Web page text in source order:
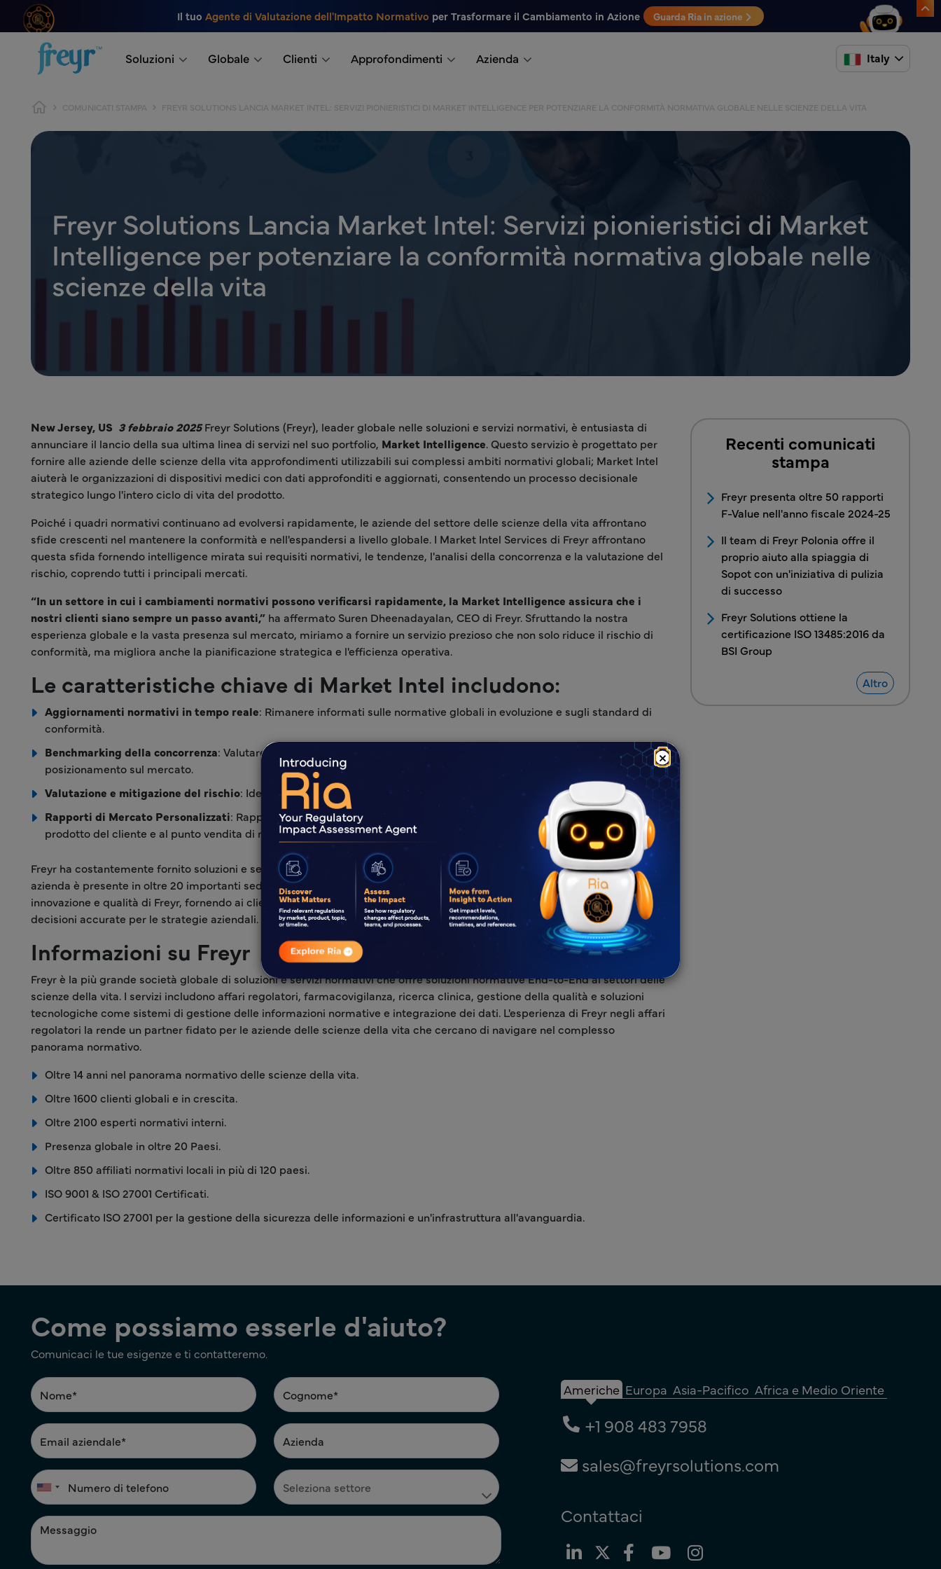
Salta al contenuto principale
×
Il tuo Agente di Valutazione dell'Impatto Normativo per Trasformare il Cambiamento in Azione Guarda Ria in azione
Soluzioni Globale Clienti Approfondimenti Azienda Italy
Breadcrumb
COMUNICATI STAMPA FREYR SOLUTIONS LANCIA MARKET INTEL: SERVIZI PIONIERISTICI DI MARKET INTELLIGENCE PER POTENZIARE LA CONFORMITÀ NORMATIVA GLOBALE NELLE SCIENZE DELLA VITA
Freyr Solutions Lancia Market Intel: Servizi pionieristici di Market
Intelligence per potenziare la conformità normativa globale nelle
scienze della vita
New Jersey, US 3 febbraio 2025Freyr Solutions (Freyr), leader globale nelle soluzioni e servizi normativi, è entusiasta di
annunciare il lancio della sua ultima linea di servizi nel suo portfolio, Market Intelligence. Questo servizio è progettato per
fornire alle aziende delle scienze della vita approfondimenti utilizzabili sui complessi ambiti normativi globali; Market Intel
aiuterà le organizzazioni di dispositivi medici con dati approfonditi e aggiornati, consentendo un processo decisionale
strategico lungo l'intero ciclo di vita del prodotto.
Poiché i quadri normativi continuano ad evolversi rapidamente, le aziende del settore delle scienze della vita affrontano
sfide crescenti nel mantenere la conformità e nell'espandersi a livello globale. I Market Intel Services di Freyr affrontano
questa sfida fornendo intelligence mirata sui requisiti normativi, le tendenze, l'analisi della concorrenza e la valutazione del
rischio, coprendo tutti i principali mercati.
“In un settore in cui i cambiamenti normativi possono verificarsi rapidamente, la Market Intelligence assicura che i
nostri clienti siano sempre un passo avanti,” ha affermato Suren Dheenadayalan, CEO di Freyr. Sfruttando la nostra
esperienza globale e la vasta presenza sul mercato, miriamo a fornire un servizio prezioso che non solo riduce il rischio di
conformità, ma migliora anche la pianificazione strategica e l'efficienza operativa.
Le caratteristiche chiave di Market Intel includono:
Aggiornamenti normativi in tempo reale: Rimanere informati sulle normative globali in evoluzione e sugli standard di
conformità.
Benchmarking della concorrenza: Valutare le strategie transfrontaliere dei concorrenti per migliorare l'ingresso e il
posizionamento sul mercato.
Valutazione e mitigazione del rischio: Identificare e affrontare i potenziali rischi di conformità normativa.
Rapporti di Mercato Personalizzati: Rapporti personalizzati contenenti informazioni pertinenti al marchio specifico del
prodotto del cliente e al punto vendita di riferimento per i consumatori.
Freyr ha costantemente fornito soluzioni e servizi normativi progressivi alle industrie delle scienze della vita e questa
azienda è presente in oltre 20 importanti sedi in tutto il mondo. Il rilascio di Market Intelligence è coerente con la visione di
innovazione e qualità di Freyr, fornendo ai clienti gli strumenti per superare un ambiente normativo complesso e prendere
decisioni accurate per le strategie aziendali.
Informazioni su Freyr
Freyr è la più grande società globale di soluzioni e servizi normativi che offre soluzioni normative End-to-End ai settori delle
scienze della vita. I servizi includono affari regolatori, farmacovigilanza, ricerca clinica, gestione della qualità e soluzioni
tecnologiche come sistemi di gestione delle informazioni normative e integrazione dei dati. L'esperienza di Freyr negli affari
regolatori la rende un partner fidato per le aziende delle scienze della vita che cercano di navigare nel complesso
panorama normativo.
Oltre 14 anni nel panorama normativo delle scienze della vita.
Oltre 1600 clienti globali e in crescita.
Oltre 2100 esperti normativi interni.
Presenza globale in oltre 20 Paesi.
Oltre 850 affiliati normativi locali in più di 120 paesi.
ISO 9001 & ISO 27001 Certificati.
Certificato ISO 27001 per la gestione della sicurezza delle informazioni e un'infrastruttura all'avanguardia.
Recenti comunicati
stampa
Freyr presenta oltre 50 rapporti
F-Value nell'anno fiscale 2024-25
Il team di Freyr Polonia offre il
proprio aiuto alla spiaggia di
Sopot con un'iniziativa di pulizia
di successo
Freyr Solutions ottiene la
certificazione ISO 13485:2016 da
BSI Group
Altro
Come possiamo esserle d'aiuto?
Comunicaci le tue esigenze e ti contatteremo.
Americhe Europa Asia-Pacifico Africa e Medio Oriente
+1 908 483 7958
sales@freyrsolutions.com
Contattaci